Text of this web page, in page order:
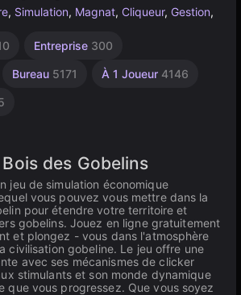
, Simulation, Magnat, Cliqueur, Gestion,
Entreprise 300
Bureau 5171 À 1 Joueur 4146
des Gobelins
jeu de simulation économique
vous pouvez vous mettre dans la
pour étendre votre territoire et
gobelins. Jouez en ligne gratuitement
et plongez - vous dans l'atmosphère
civilisation gobeline. Le jeu offre une
avec ses mécanismes de clicker
stimulants et son monde dynamique
que vous progressez. Que vous soyez